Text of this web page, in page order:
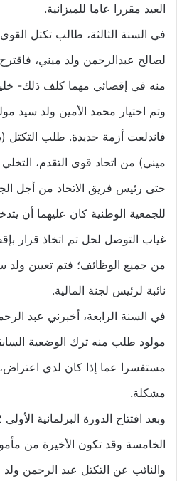
العيد مقررا عاما للميزانية.
في السنة الثالثة، طالب تكتل
لصالح عبدالرحمن ولد ميني،
منه في إقصائي مهما كلف ذلك-
وتم اختيار محمد الأمين ولد سيد
فاندلعت أزمة جديدة. طلب التكتل
ميني) من اتحاد قوى التقدم،
حتى رئيس فريق الاتحاد من أجل
للجمعية الوطنية كان عليهما أن
غياب التوصل لحل تم اتخاذ قرار
من جميع الوظائف؛ فتم تعيين ولد
نائبة لرئيس لجنة المالية.
في السنة الرابعة، أخبرني عبد
مولود طلب منه ترك الوضعية
مستفسرا عما إذا كان لدي
مشكلة.
الخامسة وقد تكون الأخيرة من
والنائب عن التكتل عبد الرحمن